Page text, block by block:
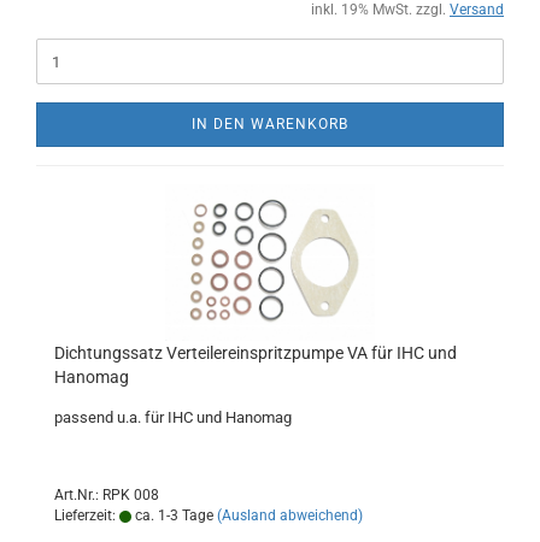
inkl. 19% MwSt. zzgl. Versand
IN DEN WARENKORB
Dichtungssatz Verteilereinspritzpumpe VA für IHC und
Hanomag
passend u.a. für IHC und Hanomag
Art.Nr.: RPK 008
Lieferzeit:
ca. 1-3 Tage (Ausland abweichend)